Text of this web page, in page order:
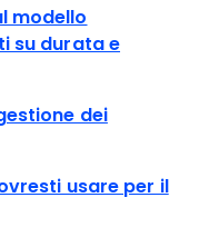
modello
su durata e
dei
usare per il